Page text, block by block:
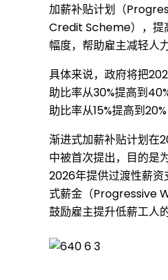
0
%
公
司
税
加薪补贴计划（
Credit Scheme），提
幅度，帮助雇主减轻人
具体来说，政府将把
助比率从30%提高到
助比率从15%提高到20%
渐进式加薪补贴计划在
中被首次提出，目的是
2026年提供过渡性薪资
式薪金（Progressive
鼓励雇主提升低薪工人